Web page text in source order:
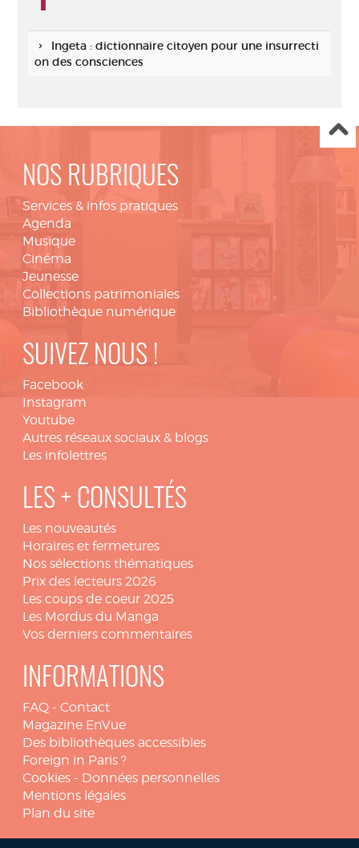
Ingeta : dictionnaire citoyen pour une insurrecti
on des consciences
NOS RUBRIQUES
Services & infos pratiques
Agenda
Musique
Cinéma
Jeunesse
Collections patrimoniales
Bibliothèque numérique
SUIVEZ NOUS !
Facebook
Instagram
Youtube
Autres réseaux sociaux & blogs
Les infolettres
LES + CONSULTÉS
Les nouveautés
Horaires et fermetures
Nos sélections thématiques
Prix des lecteurs 2026
Les coups de coeur 2025
Les Mordus du Manga
Vos derniers commentaires
INFORMATIONS
FAQ - Contact
Magazine EnVue
Des bibliothèques accessibles
Foreign in Paris ?
Cookies - Données personnelles
Mentions légales
Plan du site